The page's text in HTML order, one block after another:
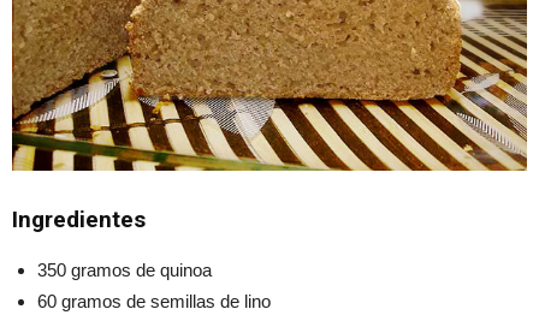
Ingredientes
350 gramos de quinoa
60 gramos de semillas de lino